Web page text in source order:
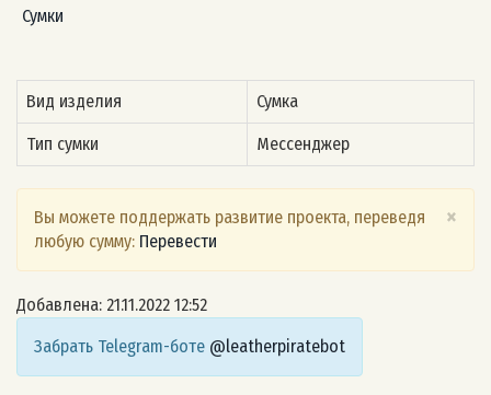
Сумки
Вид изделия Сумка
Тип сумки Мессенджер
×
Вы можете поддержать развитие проекта, переведя
любую сумму: Перевести
Добавлена: 21.11.2022 12:52
Забрать Telegram-боте @leatherpiratebot